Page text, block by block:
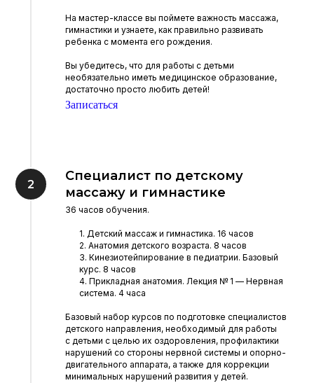
На мастер-классе вы поймете важность массажа,
гимнастики и узнаете, как правильно развивать
ребенка с момента его рождения.
Вы убедитесь, что для работы с детьми
необязательно иметь медицинское образование,
достаточно просто любить детей!
Записаться
Специалист по детскому
массажу и гимнастике
36 часов обучения.
1. Детский массаж и гимнастика. 16 часов
2. Анатомия детского возраста. 8 часов
3. Кинезиотейпирование в педиатрии. Базовый
курс. 8 часов
4. Прикладная анатомия. Лекция № 1 — Нервная
система. 4 часа
Базовый набор курсов по подготовке специалистов
детского направления, необходимый для работы
с детьми с целью их оздоровления, профилактики
нарушений со стороны нервной системы и опорно-
двигательного аппарата, а также для коррекции
минимальных нарушений развития у детей.